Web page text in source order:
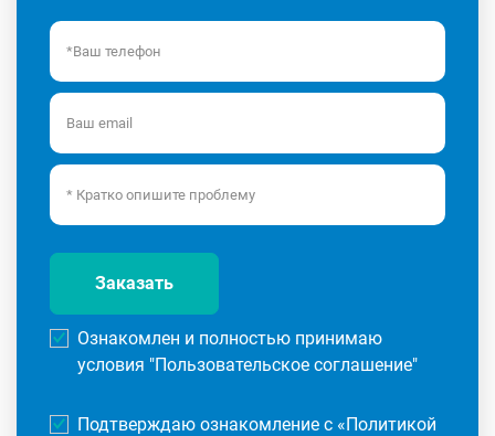
Заказать
Ознакомлен и полностью принимаю
условия "Пользовательское соглашение"
Подтверждаю ознакомление с «Политикой